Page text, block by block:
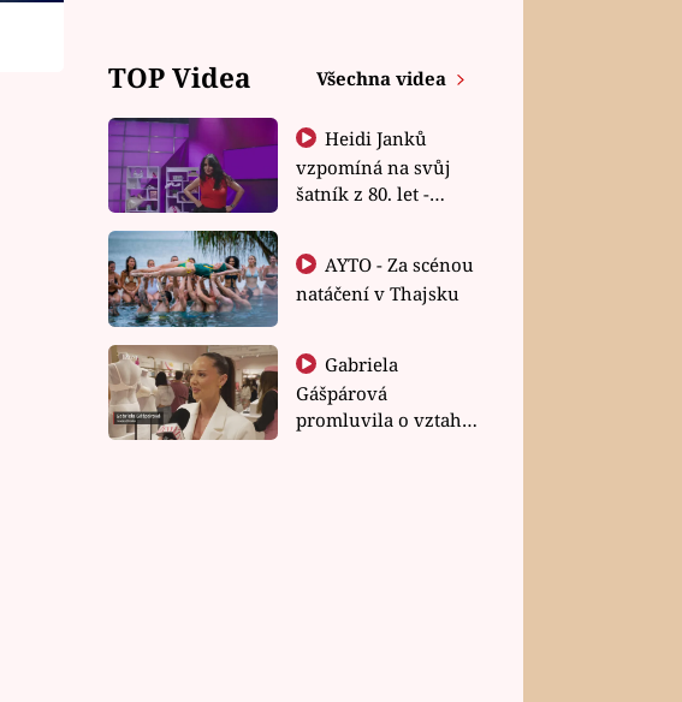
TOP Videa Všechna videa
Heidi Janků
vzpomíná na svůj
šatník z 80. let -
natáčení v Thajsku
Gabriela
Gášpárová
promluvila o vztahu